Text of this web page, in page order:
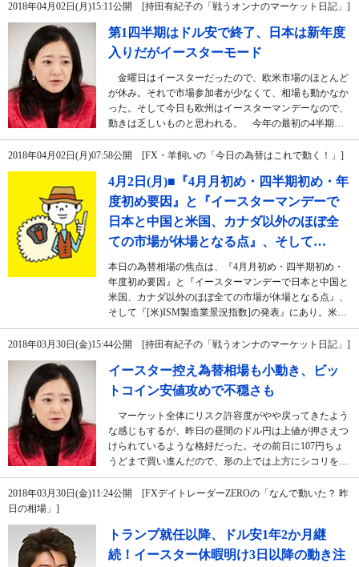
2018年04月02日(月)15:11公開 [持田有紀子の「戦うオンナのマーケット日記」]
第1四半期はドル安で終了、日本は新年度
入りだがイースターモード
金曜日はイースターだったので、欧米市場のほとんど
が休み。それで市場参加者が少なくて、相場も動かなか
った。そして今日も欧州はイースターマンデーなので、
動きは乏しいものと思われる。 今年の最初の4半期…
2018年04月02日(月)07:58公開 [FX・羊飼いの「今日の為替はこれで動く！」]
4月2日(月)■『4月月初め・四半期初め・年
度初め要因』と『イースターマンデーで
日本と中国と米国、カナダ以外のほぼ全
ての市場が休場となる点』、そして…
本日の為替相場の焦点は、『4月月初め・四半期初め・
年度初め要因』と『イースターマンデーで日本と中国と
米国、カナダ以外のほぼ全ての市場が休場となる点』、
そして『[米)ISM製造業景況指数]の発表』にあり。米…
2018年03月30日(金)15:44公開 [持田有紀子の「戦うオンナのマーケット日記」]
イースター控え為替相場も小動き、ビッ
トコイン安値攻めで不穏さも
マーケット全体にリスク許容度がやや戻ってきたよう
な感じもするが、昨日の昼間のドル円は上値が押さえつ
けられているような格好だった。その前日に107円ちょ
うどまで買い進んだので、形の上では上方にシコリを…
2018年03月30日(金)11:24公開 [FXデイトレーダーZEROの「なんで動いた？ 昨
日の相場」]
トランプ就任以降、ドル安1年2か月継
続！イースター休暇明け3日以降の動き注